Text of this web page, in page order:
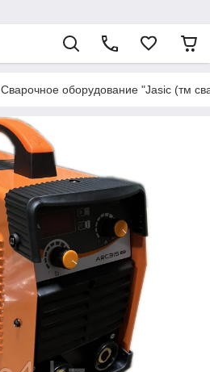
Сварочное оборудование "Jasic (тм